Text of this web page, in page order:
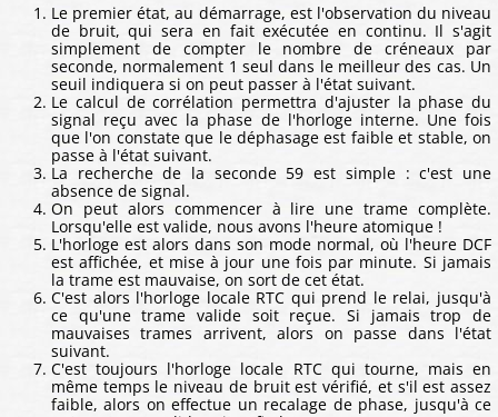
Le premier état, au démarrage, est l'observation du niveau
de bruit, qui sera en fait exécutée en continu. Il s'agit
simplement de compter le nombre de créneaux par
seconde, normalement 1 seul dans le meilleur des cas. Un
seuil indiquera si on peut passer à l'état suivant.
Le calcul de corrélation permettra d'ajuster la phase du
signal reçu avec la phase de l'horloge interne. Une fois
que l'on constate que le déphasage est faible et stable, on
passe à l'état suivant.
La recherche de la seconde 59 est simple : c'est une
absence de signal.
On peut alors commencer à lire une trame complète.
Lorsqu'elle est valide, nous avons l'heure atomique !
L'horloge est alors dans son mode normal, où l'heure DCF
est affichée, et mise à jour une fois par minute. Si jamais
la trame est mauvaise, on sort de cet état.
C'est alors l'horloge locale RTC qui prend le relai, jusqu'à
ce qu'une trame valide soit reçue. Si jamais trop de
mauvaises trames arrivent, alors on passe dans l'état
suivant.
C'est toujours l'horloge locale RTC qui tourne, mais en
même temps le niveau de bruit est vérifié, et s'il est assez
faible, alors on effectue un recalage de phase, jusqu'à ce